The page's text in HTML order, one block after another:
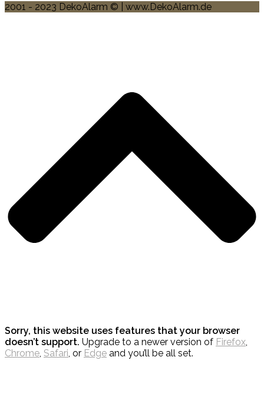
2001 - 2023 DekoAlarm © | www.DekoAlarm.de
Sorry, this website uses features that your browser
doesn’t support. Upgrade to a newer version of Firefox,
Chrome, Safari, or Edge and you’ll be all set.